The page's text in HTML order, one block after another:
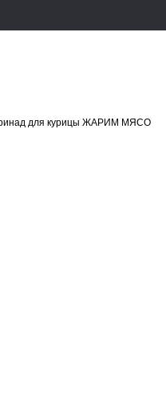
для курицы ЖАРИМ МЯСО